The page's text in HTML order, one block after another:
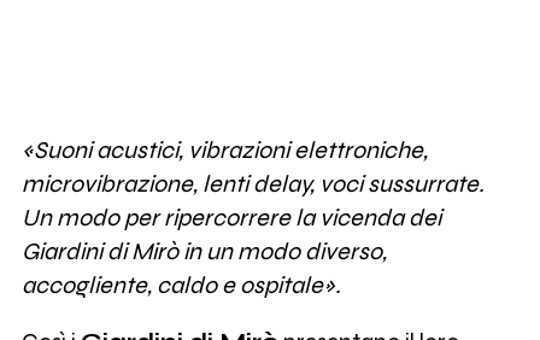
«Suoni acustici, vibrazioni elettroniche,
microvibrazione, lenti delay, voci sussurrate.
Un modo per ripercorrere la vicenda dei
Giardini di Mirò in un modo diverso,
accogliente, caldo e ospitale».